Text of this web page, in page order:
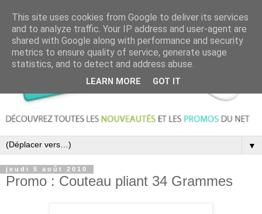
▼
jeudi 5 août 2010
Promo : Couteau pliant 34 Grammes
This site uses cookies from Google to deliver its services
and to analyze traffic. Your IP address and user-agent are
shared with Google along with performance and security
metrics to ensure quality of service, generate usage
statistics, and to detect and address abuse.
LEARN MORE GOT IT